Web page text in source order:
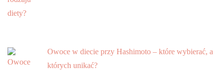
Owoce w diecie przy Hashimoto – które wybierać, a
których unikać?